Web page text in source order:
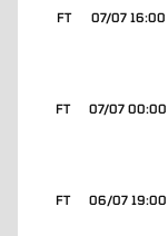
07/07 16:00
FT
07/07 00:00
FT
06/07 19:00
FT